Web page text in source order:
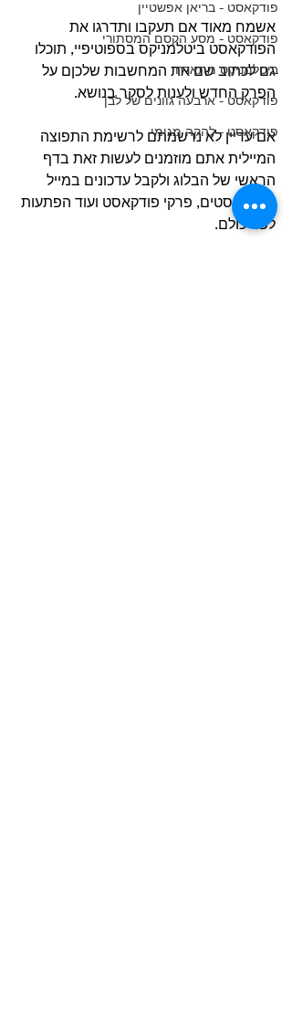
פודקאסט - בריאן אפשטיין
פודקאסט - מסע הקסם המסתורי
ביטלמניקס מתארח
פודקאסט - ארבעה גוונים של לבן
פודקאסט - להקה מגומי
אשמח מאוד אם תעקבו ותדרגו את
הפודקאסט ביטלמניקס בספוטיפיי, תוכלו
גם לכתוב שם את המחשבות שלכןם על
הפרק החדש ולענות לסקר בנושא.
אם עדיין לא נרשמתם לרשימת התפוצה
המיילית אתם מוזמנים לעשות זאת בדף
הראשי של הבלוג ולקבל עדכונים במייל
לגבי פוסטים, פרקי פודקאסט ועוד הפתעות
לפני כולם.